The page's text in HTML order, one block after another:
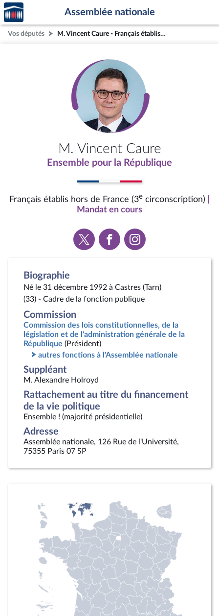
Aller au contenu
Aller en bas de la page
Accèder
à la
page
d'accueil
Assemblée nationale
Vos députés M. Vincent Caure - Français établis hors de France (3e circonscription)
M. Vincent Caure
Ensemble pour la République
Français établis hors de France (3e circonscription)
Mandat en cours
Voir
la
Voir
la
Voir
la
Biographie
Né le 31 décembre 1992 à Castres (Tarn)
(33) - Cadre de la fonction publique
Commission
Commission des lois constitutionnelles, de la
législation et de l'administration générale de la
République (Président)
autres fonctions à l'Assemblée nationale
Suppléant
M. Alexandre Holroyd
Rattachement au titre du financement
de la vie politique
Ensemble ! (majorité présidentielle)
Adresse
Assemblée nationale, 126 Rue de l'Université,
75355 Paris 07 SP